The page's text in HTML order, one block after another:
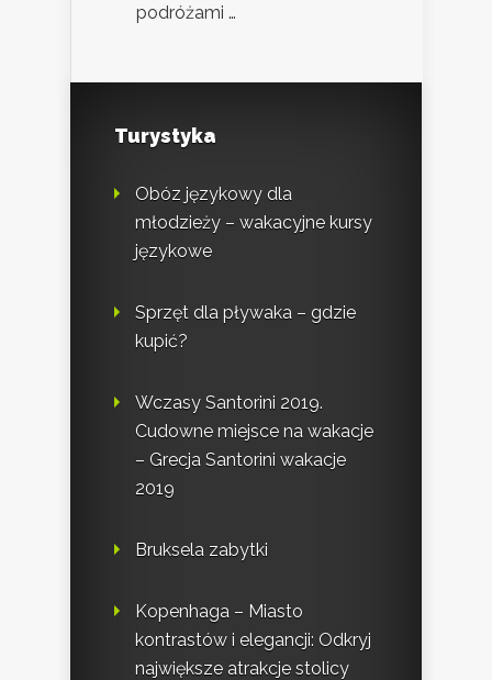
podróżami …
Turystyka
Obóz językowy dla
młodzieży – wakacyjne kursy
językowe
Sprzęt dla pływaka – gdzie
kupić?
Wczasy Santorini 2019.
Cudowne miejsce na wakacje
– Grecja Santorini wakacje
2019
Bruksela zabytki
Kopenhaga – Miasto
kontrastów i elegancji: Odkryj
największe atrakcje stolicy